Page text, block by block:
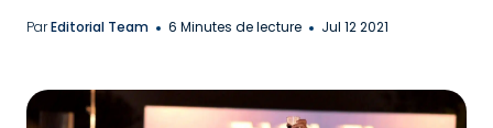
ParEditorial Team 6 Minutes de lecture Jul 12 2021